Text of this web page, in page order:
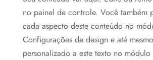
no painel de controle. Você também
cada aspecto deste conteúdo no
Configurações de design e até
personalizado a este texto no